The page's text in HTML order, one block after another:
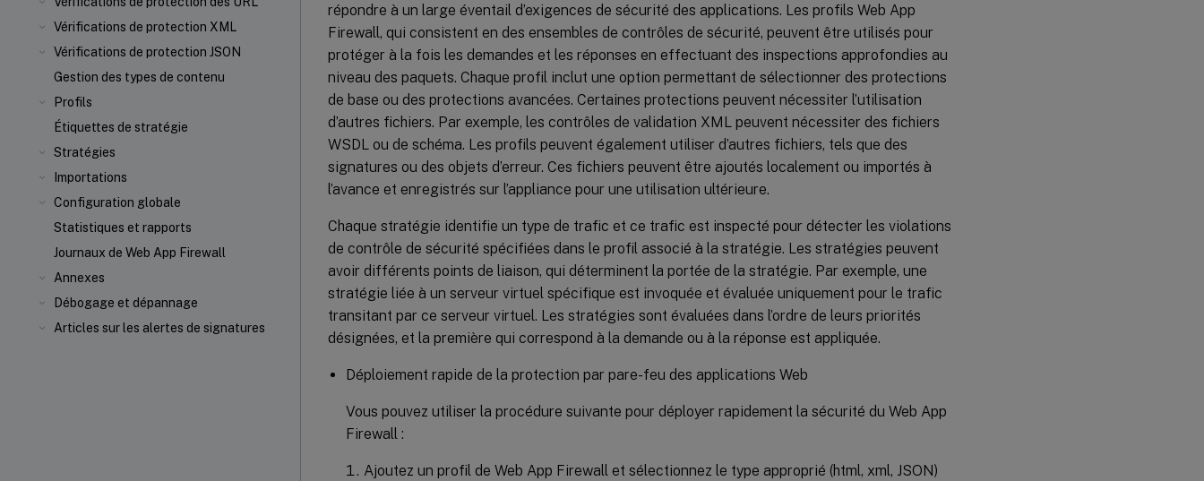
Vérifications de protection XML
Vérifications de protection JSON
Gestion des types de contenu
Profils
Étiquettes de stratégie
Stratégies
Importations
Configuration globale
Statistiques et rapports
Journaux de Web App Firewall
Annexes
Débogage et dépannage
Articles sur les alertes de signatures
répondre à un large éventail d’exigences de sécurité des applications. Les profils Web App
Firewall, qui consistent en des ensembles de contrôles de sécurité, peuvent être utilisés pour
protéger à la fois les demandes et les réponses en effectuant des inspections approfondies au
niveau des paquets. Chaque profil inclut une option permettant de sélectionner des protections
de base ou des protections avancées. Certaines protections peuvent nécessiter l’utilisation
d’autres fichiers. Par exemple, les contrôles de validation XML peuvent nécessiter des fichiers
WSDL ou de schéma. Les profils peuvent également utiliser d’autres fichiers, tels que des
signatures ou des objets d’erreur. Ces fichiers peuvent être ajoutés localement ou importés à
l’avance et enregistrés sur l’appliance pour une utilisation ultérieure.
Chaque stratégie identifie un type de trafic et ce trafic est inspecté pour détecter les violations
de contrôle de sécurité spécifiées dans le profil associé à la stratégie. Les stratégies peuvent
avoir différents points de liaison, qui déterminent la portée de la stratégie. Par exemple, une
stratégie liée à un serveur virtuel spécifique est invoquée et évaluée uniquement pour le trafic
transitant par ce serveur virtuel. Les stratégies sont évaluées dans l’ordre de leurs priorités
désignées, et la première qui correspond à la demande ou à la réponse est appliquée.
Déploiement rapide de la protection par pare-feu des applications Web
Vous pouvez utiliser la procédure suivante pour déployer rapidement la sécurité du Web App
Firewall :
Ajoutez un profil de Web App Firewall et sélectionnez le type approprié (html, xml, JSON)